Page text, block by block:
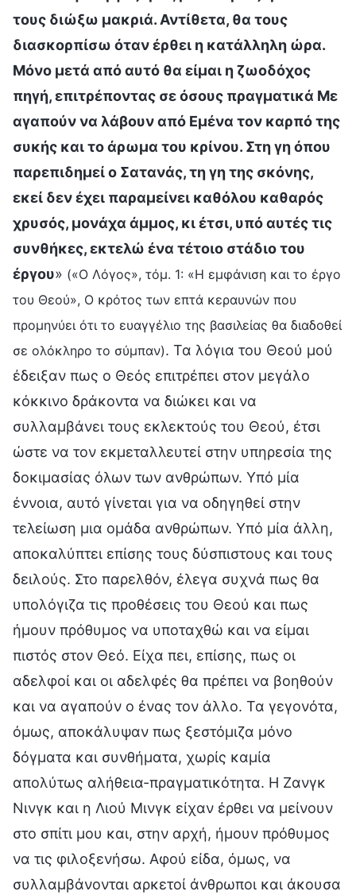
τους διώξω μακριά. Αντίθετα, θα τους
διασκορπίσω όταν έρθει η κατάλληλη ώρα.
Μόνο μετά από αυτό θα είμαι η ζωοδόχος
πηγή, επιτρέποντας σε όσους πραγματικά Με
αγαπούν να λάβουν από Εμένα τον καρπό της
συκής και το άρωμα του κρίνου. Στη γη όπου
παρεπιδημεί ο Σατανάς, τη γη της σκόνης,
εκεί δεν έχει παραμείνει καθόλου καθαρός
χρυσός, μονάχα άμμος, κι έτσι, υπό αυτές τις
συνθήκες, εκτελώ ένα τέτοιο στάδιο του
έργου» («Ο Λόγος», τόμ. 1: «Η εμφάνιση και το έργο
του Θεού», Ο κρότος των επτά κεραυνών που
προμηνύει ότι το ευαγγέλιο της βασιλείας θα διαδοθεί
σε ολόκληρο το σύμπαν). Τα λόγια του Θεού μού
έδειξαν πως ο Θεός επιτρέπει στον μεγάλο
κόκκινο δράκοντα να διώκει και να
συλλαμβάνει τους εκλεκτούς του Θεού, έτσι
ώστε να τον εκμεταλλευτεί στην υπηρεσία της
δοκιμασίας όλων των ανθρώπων. Υπό μία
έννοια, αυτό γίνεται για να οδηγηθεί στην
τελείωση μια ομάδα ανθρώπων. Υπό μία άλλη,
αποκαλύπτει επίσης τους δύσπιστους και τους
δειλούς. Στο παρελθόν, έλεγα συχνά πως θα
υπολόγιζα τις προθέσεις του Θεού και πως
ήμουν πρόθυμος να υποταχθώ και να είμαι
πιστός στον Θεό. Είχα πει, επίσης, πως οι
αδελφοί και οι αδελφές θα πρέπει να βοηθούν
και να αγαπούν ο ένας τον άλλο. Τα γεγονότα,
όμως, αποκάλυψαν πως ξεστόμιζα μόνο
δόγματα και συνθήματα, χωρίς καμία
απολύτως αλήθεια-πραγματικότητα. Η Ζανγκ
Νινγκ και η Λιού Μινγκ είχαν έρθει να μείνουν
στο σπίτι μου και, στην αρχή, ήμουν πρόθυμος
να τις φιλοξενήσω. Αφού είδα, όμως, να
συλλαμβάνονται αρκετοί άνθρωποι και άκουσα